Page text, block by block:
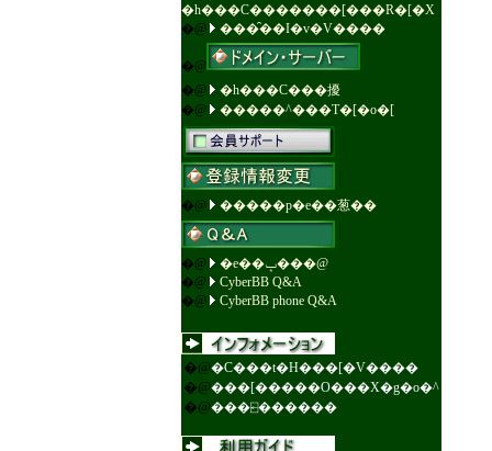
�h���C�������[���R�[�X
�@
���̑��I�v�V����
�@
�@
�h���C���擾
�@
�����^���T�[�o�[
�@ �����p�e��葱��
�@
�e��ݒ���@
�@
CyberBB Q&A
�@
CyberBB phone Q&A
�@�C���t�H���[�V����
�@���[�����O���X�g�o�^
�@���⍇������